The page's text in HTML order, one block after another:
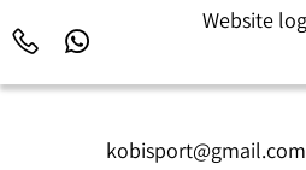
kobisport@gmail.com